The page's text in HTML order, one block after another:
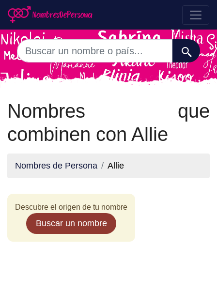
Nombres que
combinen con Allie
Nombres de Persona Allie
Descubre el origen de tu nombre
Buscar un nombre